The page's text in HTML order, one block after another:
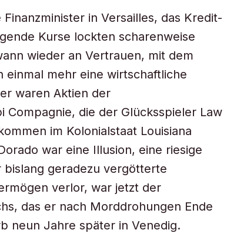
in Versailles, das Kredit-
Kurse lockten scharenweise
wieder an Vertrauen, mit dem
mehr eine wirtschaftliche
waren Aktien der
Compagnie, die der Glücksspieler Law
im Kolonialstaat Louisiana
war eine Illusion, eine riesige
geradezu vergötterte
verlor, war jetzt der
das er nach Morddrohungen Ende
neun Jahre später in Venedig.